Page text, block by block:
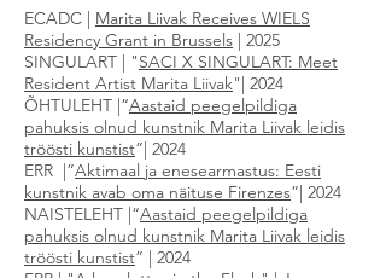
ECADC | Marita Liivak Receives WIELS
Residency Grant in Brussels | 2025
SINGULART | "SACI X SINGULART: Meet
Resident Artist Marita Liivak"| 2024
ÕHTULEHT |“Aastaid peegelpildiga
pahuksis olnud kunstnik Marita Liivak leidis
tröösti kunstist”| 2024
ERR |”Aktimaal ja enesearmastus: Eesti
kunstnik avab oma näituse Firenzes”| 2024
NAISTELEHT |“Aastaid peegelpildiga
pahuksis olnud kunstnik Marita Liivak leidis
tröösti kunstist” | 2024